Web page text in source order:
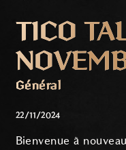
TICO
Général
22/11/2024
Bienvenue à